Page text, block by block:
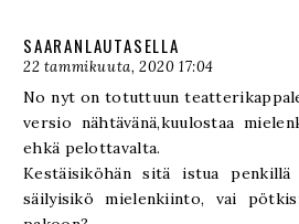
SAARANLAUTASELLA
22 tammikuuta, 2020 17:04
No nyt on totuttuun
versio nähtävänä,kuulostaa
ehkä pelottavalta.
Kestäisiköhän sitä istua
säilyisikö mielenkiinto, vai